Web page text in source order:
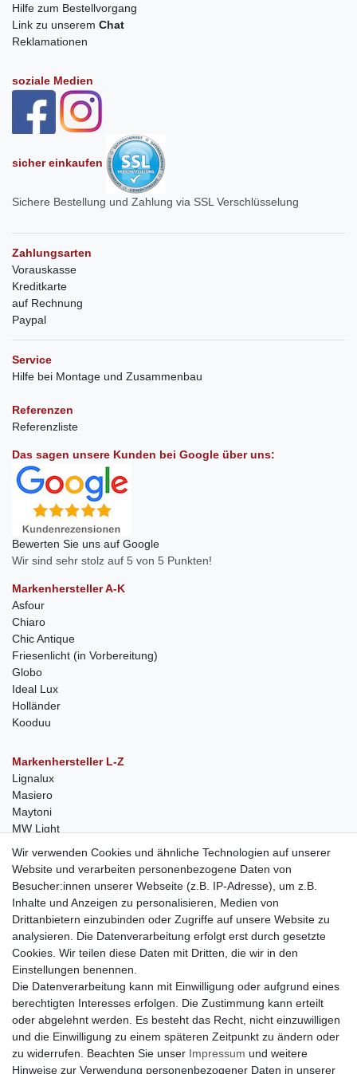
Hilfe zum Bestellvorgang
Link zu unserem Chat
Reklamationen
soziale Medien
sicher einkaufen
Sichere Bestellung und Zahlung via SSL Verschlüsselung
Zahlungsarten
Vorauskasse
Kreditkarte
auf Rechnung
Paypal
Service
Hilfe bei Montage und Zusammenbau
Referenzen
Referenzliste
Das sagen unsere Kunden bei Google über uns:
Bewerten Sie uns auf Google
Wir sind sehr stolz auf 5 von 5 Punkten!
Markenhersteller A-K
Asfour
Chiaro
Chic Antique
Friesenlicht (in Vorbereitung)
Globo
Ideal Lux
Holländer
Kooduu
Markenhersteller L-Z
Lignalux
Masiero
Maytoni
MW Light
Anfragen von Herstellern
Sie sind Lampen-Hersteller und suchen einen Vertriebspartner in
der Schweiz?
Kontaktieren Sie uns per Mail:Herstelleranfrage Vertrieb
Schweiz
Newsletter
Newsletter
Hiermit bestätige ich, dass ich dieDaten­schutz­erklärunggelesen habe. Meine
Wir verwenden Cookies und ähnliche Technologien auf unserer
Website und verarbeiten personenbezogene Daten von
Besucher:innen unserer Webseite (z.B. IP-Adresse), um z.B.
Inhalte und Anzeigen zu personalisieren, Medien von
Drittanbietern einzubinden oder Zugriffe auf unsere Website zu
analysieren. Die Datenverarbeitung erfolgt erst durch gesetzte
Cookies. Wir teilen diese Daten mit Dritten, die wir in den
Einstellungen benennen.
Die Datenverarbeitung kann mit Einwilligung oder aufgrund eines
berechtigten Interesses erfolgen. Die Zustimmung kann erteilt
oder abgelehnt werden. Es besteht das Recht, nicht einzuwilligen
und die Einwilligung zu einem späteren Zeitpunkt zu ändern oder
zu widerrufen. Beachten Sie unser Impressum und weitere
Hinweise zur Verwendung personenbezogener Daten in unserer